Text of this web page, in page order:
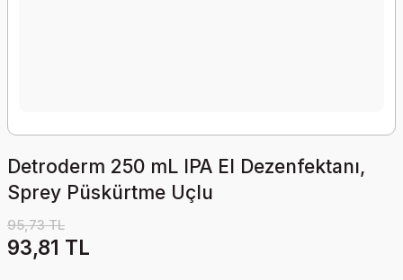
Detroderm 250 mL IPA El Dezenfektanı,
Sprey Püskürtme Uçlu
95,73 TL
93,81 TL